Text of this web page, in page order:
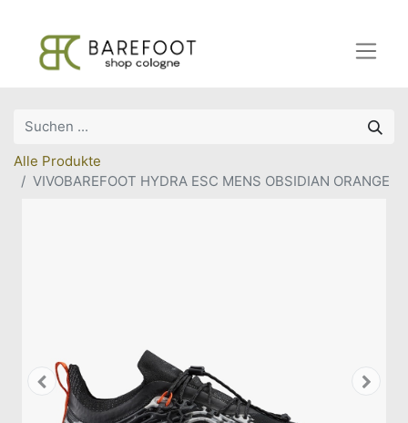
Alle Produkte
VIVOBAREFOOT HYDRA ESC MENS OBSIDIAN ORANGE